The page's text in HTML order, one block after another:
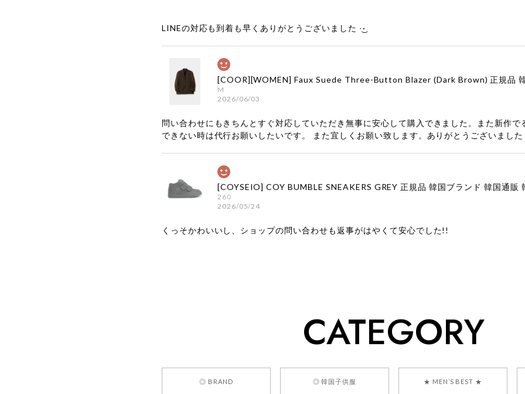
LINEの対応も到着も早くありがとうございました‪ ·͜·
M
2026/06/03
問い合わせにもきちんとすぐ対応していただき無事に安心して購入できました。また新作で
できない時は代行お願いしたいです。 また宜しくお願い致します。ありがとうございました
260
2026/05/24
くっそかわいいし、ショップの問い合わせも返事がはやくて安心でした!!
2026/05/24
CATEGORY
◎ BRAND ◎ 韓国子供服 ★ MEN’S BEST ★